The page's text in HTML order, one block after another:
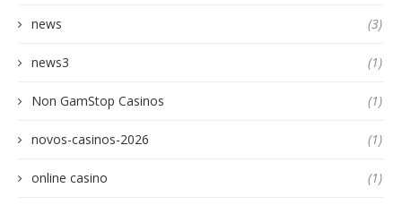
news (3)
news3 (1)
Non GamStop Casinos (1)
novos-casinos-2026 (1)
online casino (1)